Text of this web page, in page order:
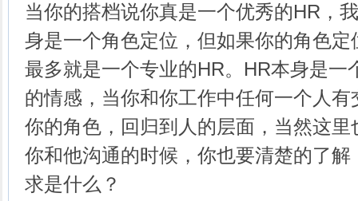
当你的搭档说你真是一个优秀的HR，
身是一个角色定位，但如果你的角色
最多就是一个专业的HR。HR本身是一
的情感，当你和你工作中任何一个人
你的角色，回归到人的层面，当然这
你和他沟通的时候，你也要清楚的了
求是什么？